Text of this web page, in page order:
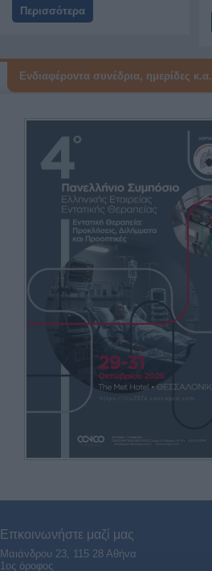
Περισσότερα
Ενδιαφέροντα συνέδρια, ημερίδες κ.α.
Επκοινωνήστε μαζί μας
Μαιάνδρου 23, 115 28 Αθήνα
1ος όροφος